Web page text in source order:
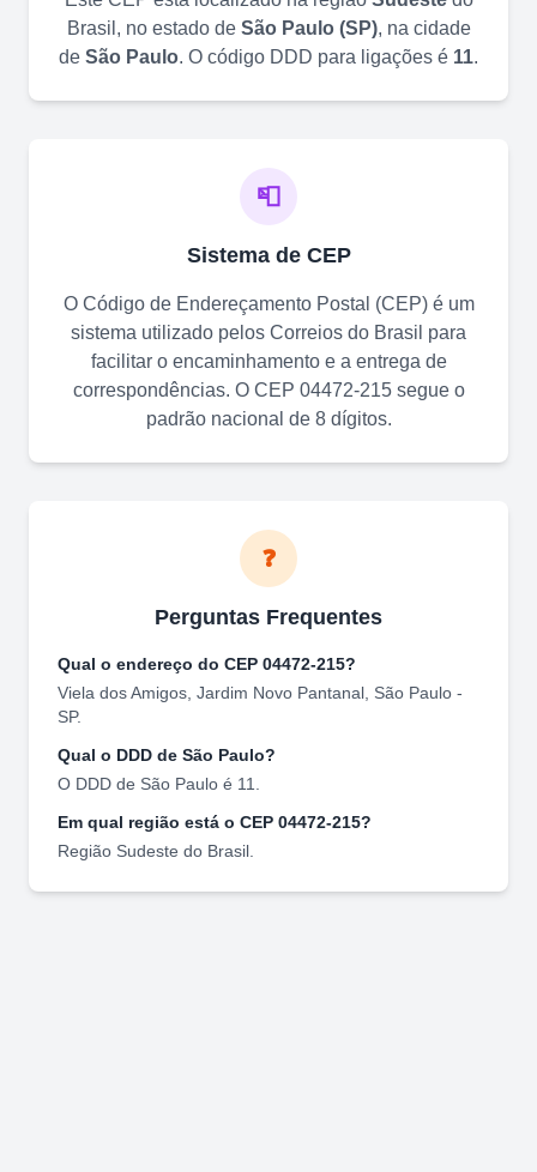
Brasil, no estado de São Paulo(SP), na cidade
de São Paulo. O código DDD para ligações é 11.
📮
Sistema de CEP
O Código de Endereçamento Postal (CEP) é um
sistema utilizado pelos Correios do Brasil para
facilitar o encaminhamento e a entrega de
correspondências. O CEP 04472-215segue o
padrão nacional de 8 dígitos.
❓
Perguntas Frequentes
Qual o endereço do CEP 04472-215?
Viela dos Amigos Jardim Novo Pantanal São Paulo -
SP.
Qual o DDD de São Paulo?
O DDD de São Paulo é 11
Em qual região está o CEP 04472-215?
Região Sudeste do Brasil.